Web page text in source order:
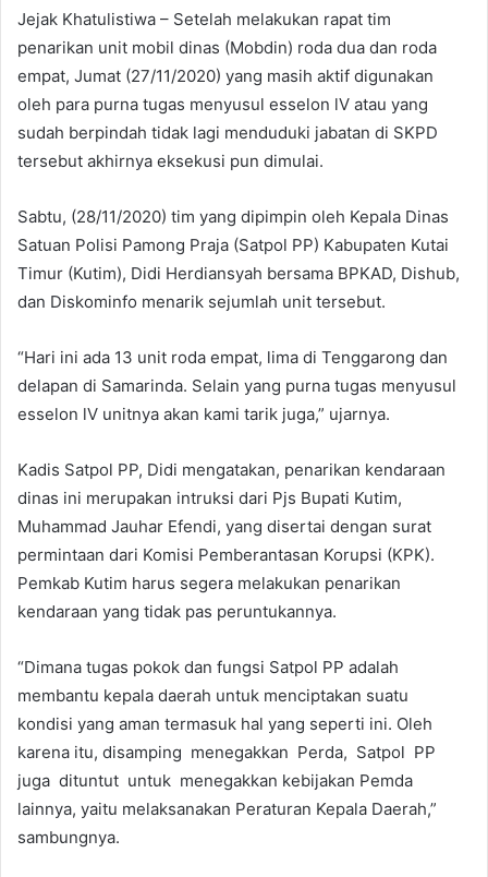
Jejak Khatulistiwa – Setelah melakukan rapat tim
penarikan unit mobil dinas (Mobdin) roda dua dan roda
empat, Jumat (27/11/2020) yang masih aktif digunakan
oleh para purna tugas menyusul esselon lV atau yang
sudah berpindah tidak lagi menduduki jabatan di SKPD
tersebut akhirnya eksekusi pun dimulai.
Sabtu, (28/11/2020) tim yang dipimpin oleh Kepala Dinas
Satuan Polisi Pamong Praja (Satpol PP) Kabupaten Kutai
Timur (Kutim), Didi Herdiansyah bersama BPKAD, Dishub,
dan Diskominfo menarik sejumlah unit tersebut.
“Hari ini ada 13 unit roda empat, lima di Tenggarong dan
delapan di Samarinda. Selain yang purna tugas menyusul
esselon lV unitnya akan kami tarik juga,” ujarnya.
Kadis Satpol PP, Didi mengatakan, penarikan kendaraan
dinas ini merupakan intruksi dari Pjs Bupati Kutim,
Muhammad Jauhar Efendi, yang disertai dengan surat
permintaan dari Komisi Pemberantasan Korupsi (KPK).
Pemkab Kutim harus segera melakukan penarikan
kendaraan yang tidak pas peruntukannya.
“Dimana tugas pokok dan fungsi Satpol PP adalah
membantu kepala daerah untuk menciptakan suatu
kondisi yang aman termasuk hal yang seperti ini. Oleh
karena itu, disamping menegakkan Perda, Satpol PP
juga dituntut untuk menegakkan kebijakan Pemda
lainnya, yaitu melaksanakan Peraturan Kepala Daerah,”
sambungnya.